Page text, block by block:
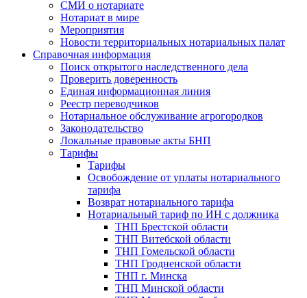
СМИ о нотариате
Нотариат в мире
Мероприятия
Новости территориальных нотариальных палат
Справочная информация
Поиск открытого наследственного дела
Проверить доверенность
Единая информационная линия
Реестр переводчиков
Нотариальное обслуживание агрогородков
Законодательство
Локальные правовые акты БНП
Тарифы
Тарифы
Освобождение от уплаты нотариального
тарифа
Возврат нотариального тарифа
Нотариальный тариф по ИН с должника
ТНП Брестской области
ТНП Витебской области
ТНП Гомельской области
ТНП Гродненской области
ТНП г. Минска
ТНП Минской области